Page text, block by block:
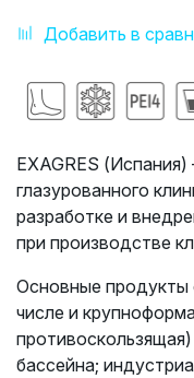
Добавить в
EXAGRES
глазурованного
разработке и
при производстве
Основные продукты
числе и
бассейна;